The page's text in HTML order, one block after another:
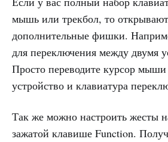
мышь или трекбол, то
дополнительные фишки.
для переключения между двумя
Просто переводите курсор
устройство и клавиатура
Так же можно настроить жесты
зажатой клавише Function.